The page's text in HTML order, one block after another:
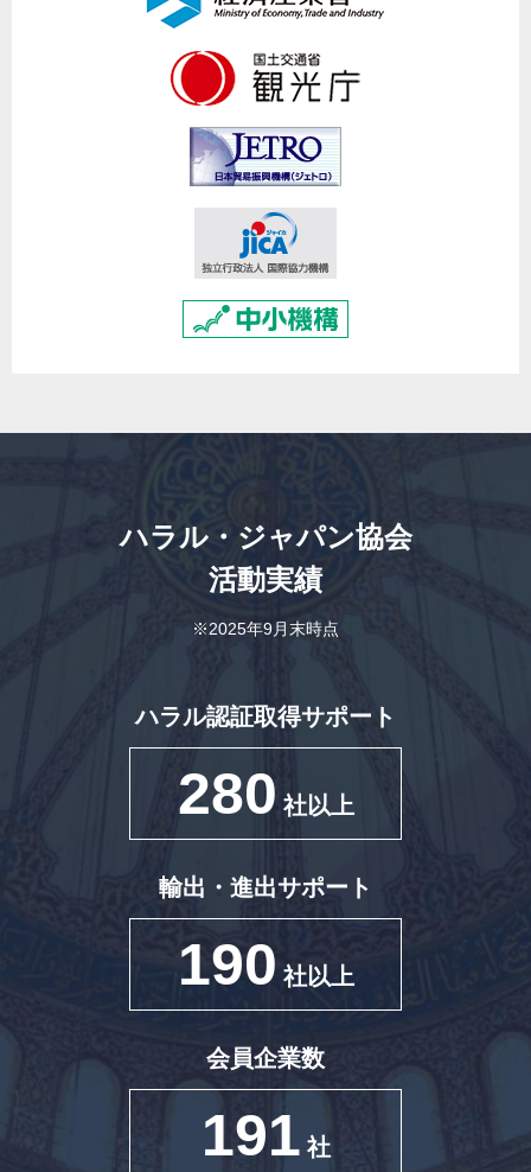
ハラル・ジャパン協会
活動実績
※2025年9月末時点
ハラル認証取得サポート
280 社以上
輸出・進出サポート
190 社以上
会員企業数
191 社